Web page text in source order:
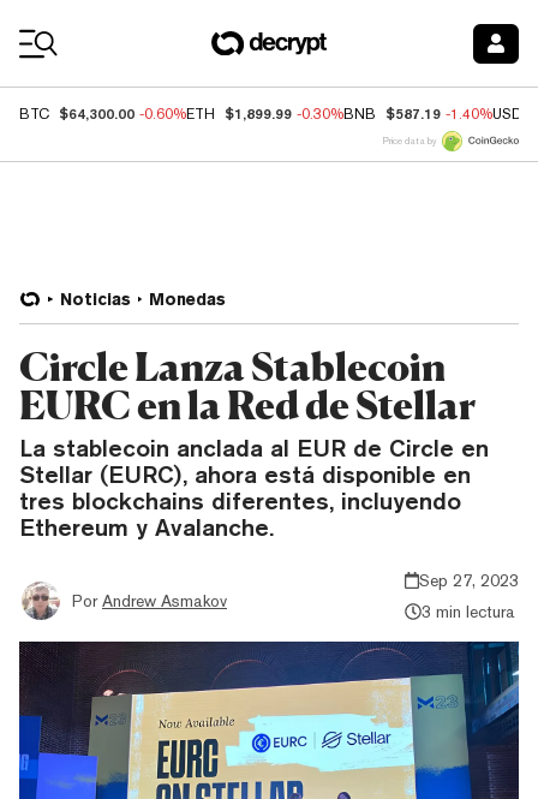
BTC $64,300.00 -0.60%ETH $1,899.99 -0.30%BNB $587.19 -1.40%USDC
Price data by
Noticias Monedas
Circle Lanza Stablecoin
EURC en la Red de Stellar
La stablecoin anclada al EUR de Circle en
Stellar (EURC), ahora está disponible en
tres blockchains diferentes, incluyendo
Ethereum y Avalanche.
Por Andrew Asmakov
Sep 27, 2023
3 min lectura